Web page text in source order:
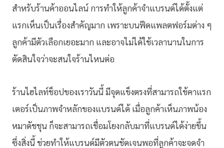
สำหรับร้านค้าออนไลน์ การทำให้ลูกค้าจำแบรนด์ได้ตั้งแต่
แรกเห็นเป็นเรื่องสำคัญมาก เพราะบนฟีดแพลตฟอร์มต่าง ๆ
ลูกค้ามีตัวเลือกเยอะมาก และอาจไม่ได้ใช้เวลานานในการ
ตัดสินใจว่าจะสนใจร้านไหนต่อ
ร้านไฮไลท์ช็อปของเราวันนี้ มีจุดแข็งตรงที่สามารถใช้คาแรก
เตอร์เป็นภาพจำหลักของแบรนด์ได้ เมื่อลูกค้าเห็นภาพน้อง
หมาดัชชุน ก็จะสามารถเชื่อมโยงกลับมาที่แบรนด์ได้ง่ายขึ้น
ซึ่งสิ่งนี้ ช่วยทำให้แบรนด์มีตัวตนชัดเจนพอที่ลูกค้าจะจดจำ